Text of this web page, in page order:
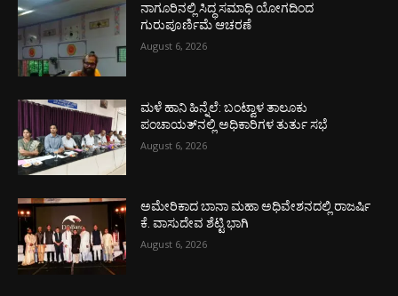
ನಾಗೂರಿನಲ್ಲಿ ಸಿದ್ಧ ಸಮಾಧಿ ಯೋಗದಿಂದ
ಗುರುಪೂರ್ಣಿಮೆ ಆಚರಣೆ
August 6, 2026
ಮಳೆ ಹಾನಿ ಹಿನ್ನೆಲೆ: ಬಂಟ್ವಾಳ ತಾಲೂಕು
ಪಂಚಾಯತ್‌ನಲ್ಲಿ ಅಧಿಕಾರಿಗಳ ತುರ್ತು ಸಭೆ
August 6, 2026
ಅಮೇರಿಕಾದ ಬಾನಾ ಮಹಾ ಅಧಿವೇಶನದಲ್ಲಿ ರಾಜರ್ಷಿ
ಕೆ. ವಾಸುದೇವ ಶೆಟ್ಟಿ ಭಾಗಿ
August 6, 2026